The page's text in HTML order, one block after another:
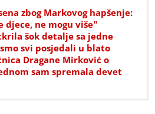
zbog Markovog hapšenje:
djece, ne mogu više”
šok detalje sa jedne
svi posjedali u blato
Dragane Mirković o
sam spremala devet